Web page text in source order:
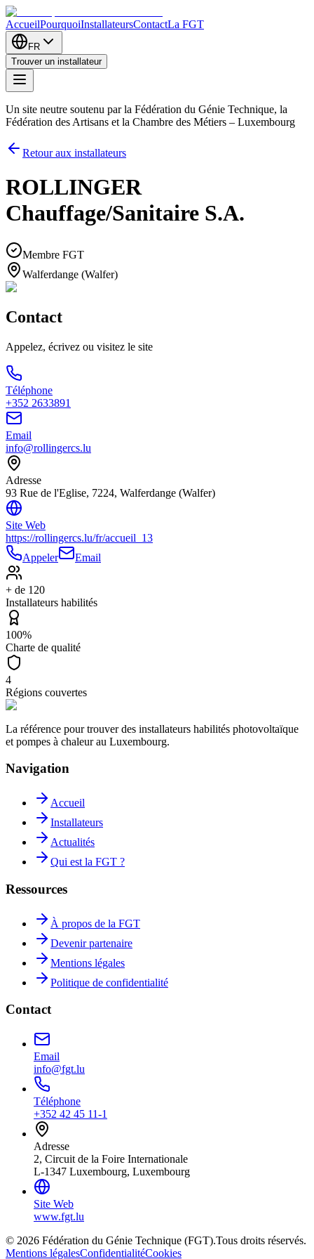
AccueilPourquoiInstallateursContactLa FGT
FR
Trouver un installateur
Un site neutre soutenu par la Fédération du Génie Technique, la
Fédération des Artisans et la Chambre des Métiers – Luxembourg
Retour aux installateurs
ROLLINGER
Chauffage/Sanitaire S.A.
Membre FGT
Walferdange (Walfer)
Contact
Appelez, écrivez ou visitez le site
Téléphone
+352 2633891
Email
info@rollingercs.lu
Adresse
93 Rue de l'Eglise, 7224, Walferdange (Walfer)
Site Web
https://rollingercs.lu/fr/accueil_13
Appeler
Email
+ de 120
Installateurs habilités
100%
Charte de qualité
4
Régions couvertes
La référence pour trouver des installateurs habilités photovoltaïque
et pompes à chaleur au Luxembourg.
Navigation
Accueil
Installateurs
Actualités
Qui est la FGT ?
Ressources
À propos de la FGT
Devenir partenaire
Mentions légales
Politique de confidentialité
Contact
Email
info@fgt.lu
Téléphone
+352 42 45 11-1
Adresse
2, Circuit de la Foire Internationale
L-1347 Luxembourg, Luxembourg
Site Web
www.fgt.lu
© 2026 Fédération du Génie Technique (FGT).Tous droits réservés.
Mentions légalesConfidentialitéCookies